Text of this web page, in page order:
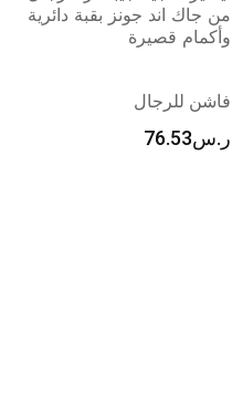
رياضي باكمام قصيرة
ر.س188.00